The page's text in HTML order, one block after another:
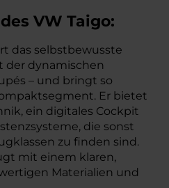
VW Taigo:
das selbstbewusste
der dynamischen
– und bringt so
Er bietet
ein digitales Cockpit
die sonst
zu finden sind.
mit einem klaren,
Materialien und